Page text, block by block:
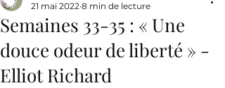
Semaines 33-35 : « Une
douce odeur de liberté » -
Elliot Richard
21 mai 2022 8 min de lecture